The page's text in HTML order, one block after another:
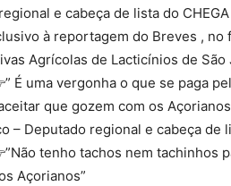
e cabeça de lista do
à reportagem do Breves ,
Agrícolas de Lacticínios de São
É uma vergonha o que se paga
que gozem com os
– Deputado regional e cabeça de
tenho tachos nem tachinhos
Açorianos”